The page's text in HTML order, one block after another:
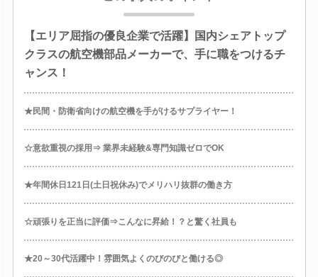
【エリア屈指の優良企業で活躍】国内シェアトップ
クラスの航空機部品メーカーで、手に職をつけるチ
ャンス！
★民間・防衛省向けの航空機を手がけるサプライヤー！
☆意欲重視の採用⇒ 業界未経験&専門知識ゼロでOK
★年間休日121日(土日祝休み)でメリハリ抜群の働き方
☆頑張りを正当に評価⇒こんなに昇給！？と驚く社員も
★20～30代活躍中！雰囲気よくのびのびと働ける◎